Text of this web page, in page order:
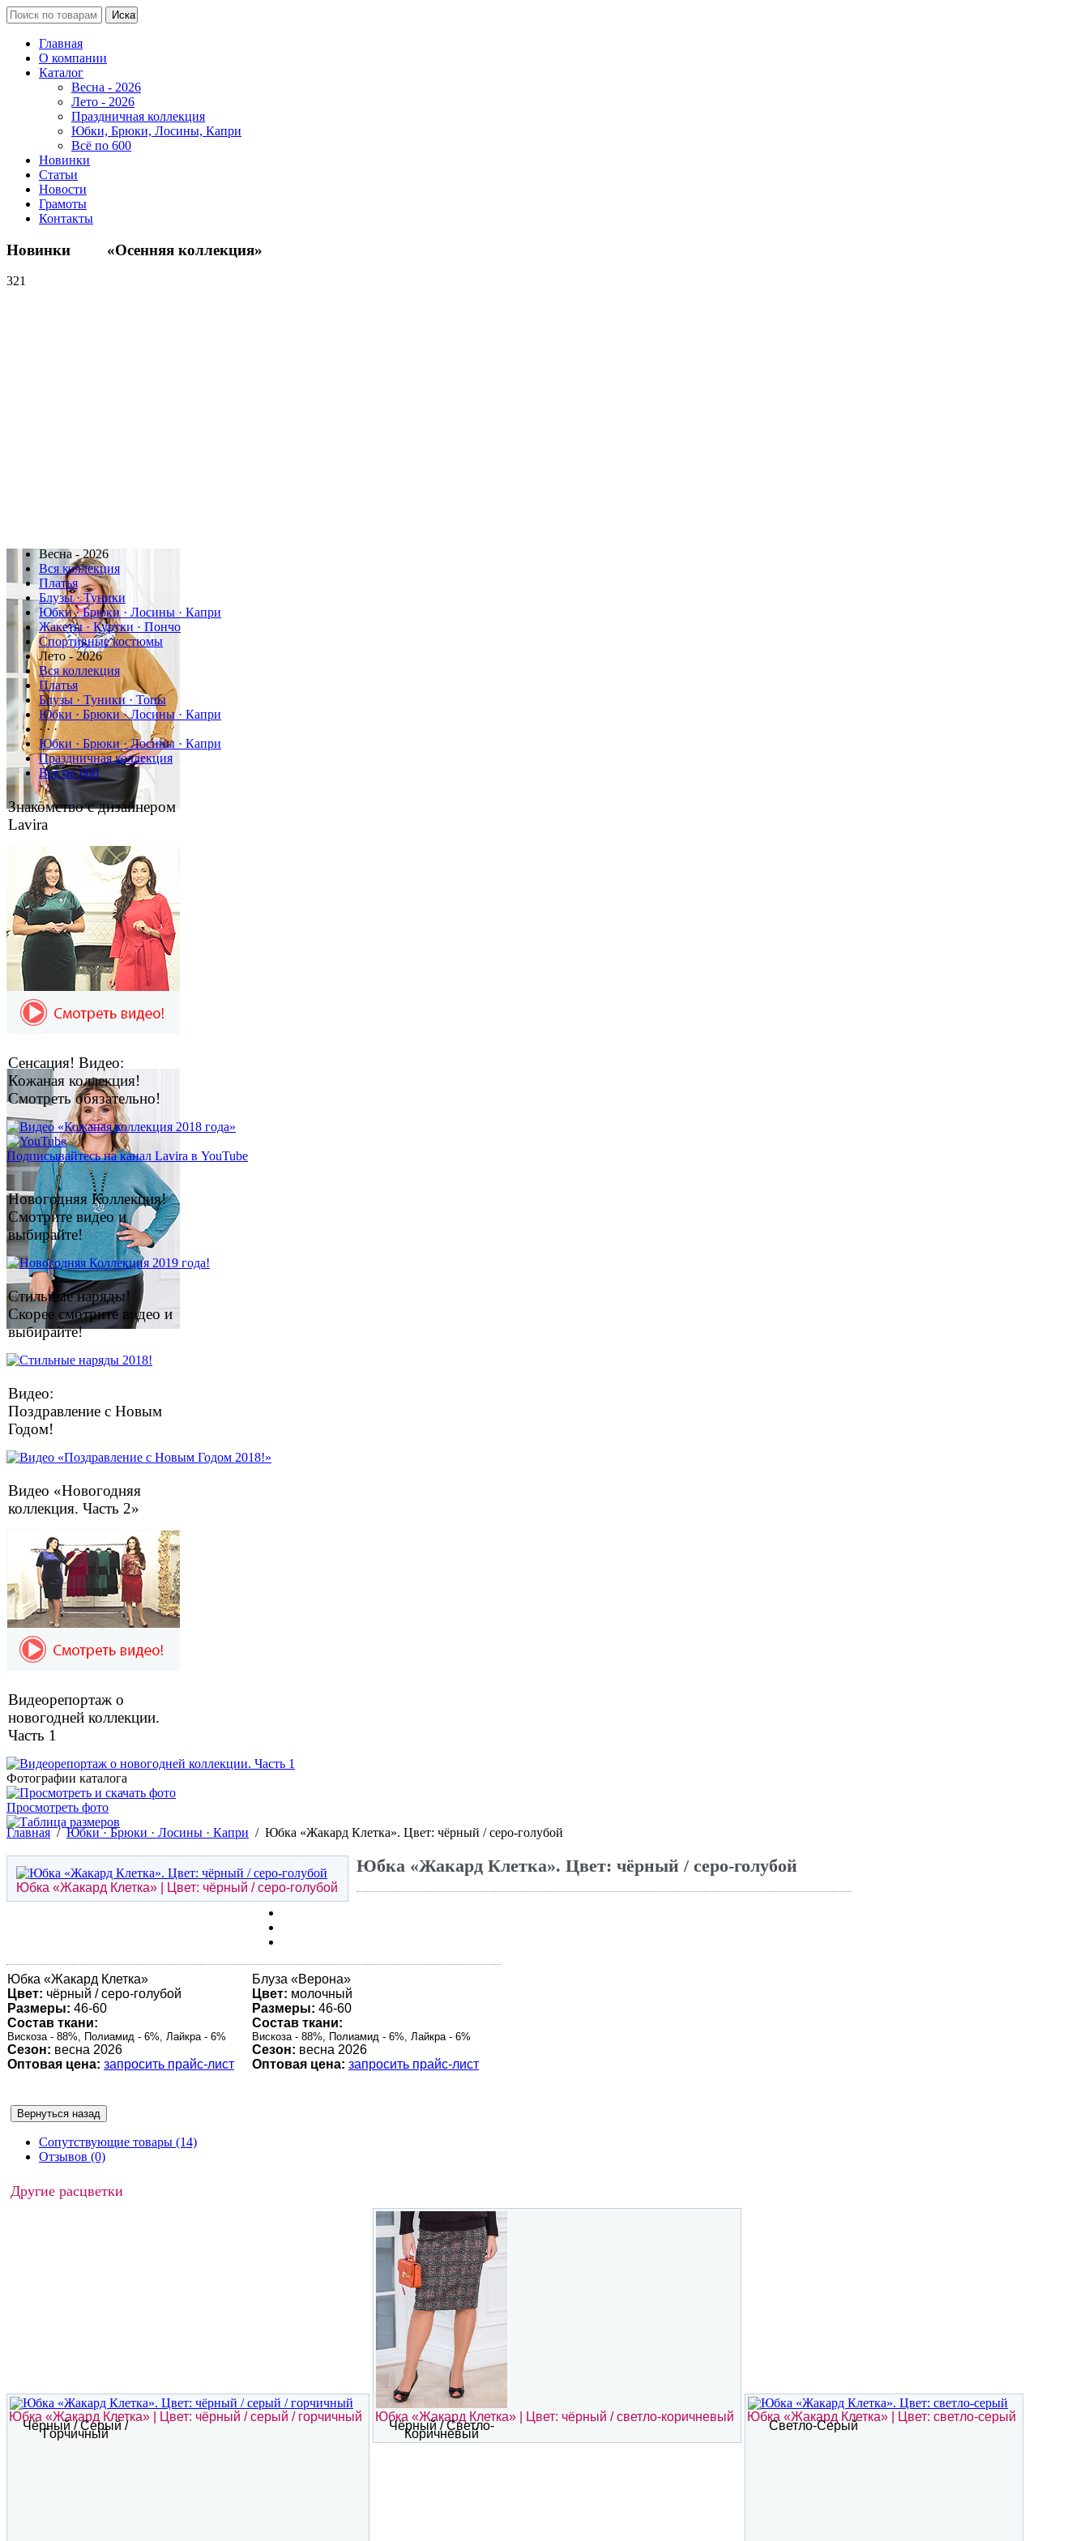
Главная
О компании
Каталог
Весна - 2026
Лето - 2026
Праздничная коллекция
Юбки, Брюки, Лосины, Капри
Всё по 600
Новинки
Статьи
Новости
Грамоты
Контакты
Новинки «Осенняя коллекция»
321
Весна - 2026
Вся коллекция
Платья
Блузы · Туники
Юбки · Брюки · Лосины · Капри
Жакеты · Куртки · Пончо
Спортивные костюмы
Лето - 2026
Вся коллекция
Платья
Блузы · Туники · Топы
Юбки · Брюки · Лосины · Капри
· · ·
Юбки · Брюки · Лосины · Капри
Праздничная коллекция
Все по 600
Знакомство с дизайнером
Lavira
Сенсация! Видео:
Кожаная коллекция!
Смотреть обязательно!
Подписывайтесь на канал Lavira в YouTube
Новогодняя Коллекция!
Смотрите видео и
выбирайте!
Стильные наряды!
Скорее смотрите видео и
выбирайте!
Видео:
Поздравление с Новым
Годом!
Видео «Новогодняя
коллекция. Часть 2»
Видеорепортаж о
новогодней коллекции.
Часть 1
Фотографии каталога
Просмотреть фото
Главная/Юбки · Брюки · Лосины · Капри / Юбка «Жакард Клетка». Цвет: чёрный / серо-голубой
Юбка «Жакард Клетка» | Цвет: чёрный / серо-голубой
Юбка «Жакард Клетка». Цвет: чёрный / серо-голубой
Юбка «Жакард Клетка»
Цвет: чёрный / серо-голубой
Размеры: 46-60
Состав ткани:
Вискоза - 88%, Полиамид - 6%, Лайкра - 6%
Сезон: весна 2026
Оптовая цена: запросить прайс-лист
Блуза «Верона»
Цвет: молочный
Размеры: 46-60
Состав ткани:
Вискоза - 88%, Полиамид - 6%, Лайкра - 6%
Сезон: весна 2026
Оптовая цена: запросить прайс-лист
Сопутствующие товары (14)
Отзывов (0)
Другие расцветки
Юбка «Жакард Клетка» | Цвет: чёрный / серый / горчичный
Чёрный / Серый /
Горчичный
Юбка «Жакард Клетка» | Цвет: чёрный / светло-коричневый
Чёрный / Светло-
Коричневый
Юбка «Жакард Клетка» | Цвет: светло-серый
Светло-Серый